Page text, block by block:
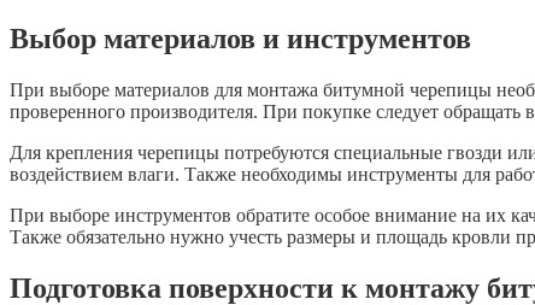
Выбор материалов и инструментов
При выборе материалов для монтажа битумной черепицы
проверенного производителя. При покупке следует
Для крепления черепицы потребуются специальные гвозди
воздействием влаги. Также необходимы инструменты для
При выборе инструментов обратите особое внимание на их
Также обязательно нужно учесть размеры и площадь кровли
Подготовка поверхности к монтажу